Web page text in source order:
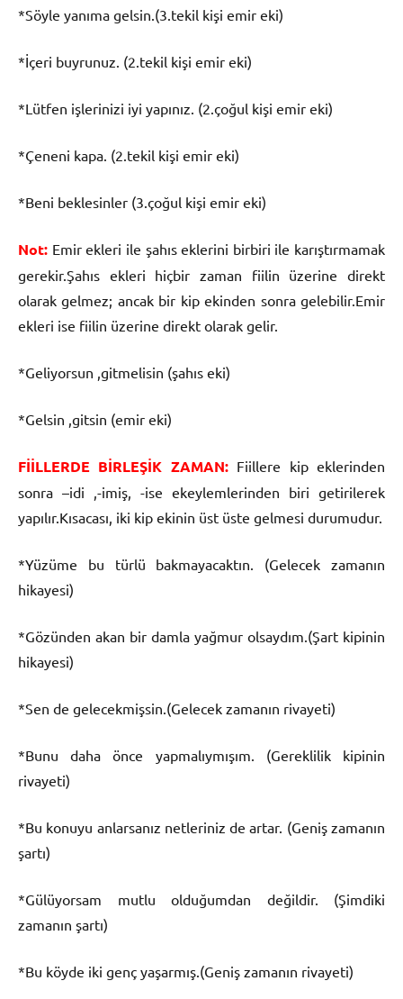
*Söyle yanıma gelsin.(3.tekil kişi emir eki)
*İçeri buyrunuz. (2.tekil kişi emir eki)
*Lütfen işlerinizi iyi yapınız. (2.çoğul kişi emir eki)
*Çeneni kapa. (2.tekil kişi emir eki)
*Beni beklesinler (3.çoğul kişi emir eki)
Not: Emir ekleri ile şahıs eklerini birbiri ile karıştırmamak
gerekir.Şahıs ekleri hiçbir zaman fiilin üzerine direkt
olarak gelmez; ancak bir kip ekinden sonra gelebilir.Emir
ekleri ise fiilin üzerine direkt olarak gelir.
*Geliyorsun ,gitmelisin (şahıs eki)
*Gelsin ,gitsin (emir eki)
FİİLLERDE BİRLEŞİK ZAMAN:Fiillere kip eklerinden
sonra –idi ,-imiş, -ise ekeylemlerinden biri getirilerek
yapılır.Kısacası, iki kip ekinin üst üste gelmesi durumudur.
*Yüzüme bu türlü bakmayacaktın. (Gelecek zamanın
hikayesi)
*Gözünden akan bir damla yağmur olsaydım.(Şart kipinin
hikayesi)
*Sen de gelecekmişsin.(Gelecek zamanın rivayeti)
*Bunu daha önce yapmalıymışım. (Gereklilik kipinin
rivayeti)
*Bu konuyu anlarsanız netleriniz de artar. (Geniş zamanın
şartı)
*Gülüyorsam mutlu olduğumdan değildir. (Şimdiki
zamanın şartı)
*Bu köyde iki genç yaşarmış.(Geniş zamanın rivayeti)